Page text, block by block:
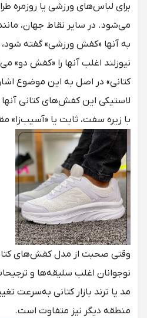
برای لباس‌های ورزشی یا روزمره
می‌شود. در سایر نقاط جهان،
به آنها «کفش ورزشی» گفته شود،
نیوزلند اغلب آنها را «کفش دو»
کتانی» در اصل به این موضوع
لاستیکی این کفش‌های کتانی آنها
با زیره سفت، ثابت یا «آسیب‌زا»
وقتی صحبت از مدل کفش‌های
نوجوانان اغلب سلیقه‌ها و
مد یا ترند بازار کتانی به‌سرعت
منطقه دیگر نیز متفاوت است.